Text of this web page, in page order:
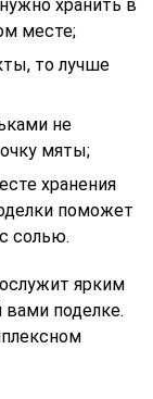
хранить в
месте;
то лучше
не
мяты;
хранения
поможет
солью.
ярким
поделке.